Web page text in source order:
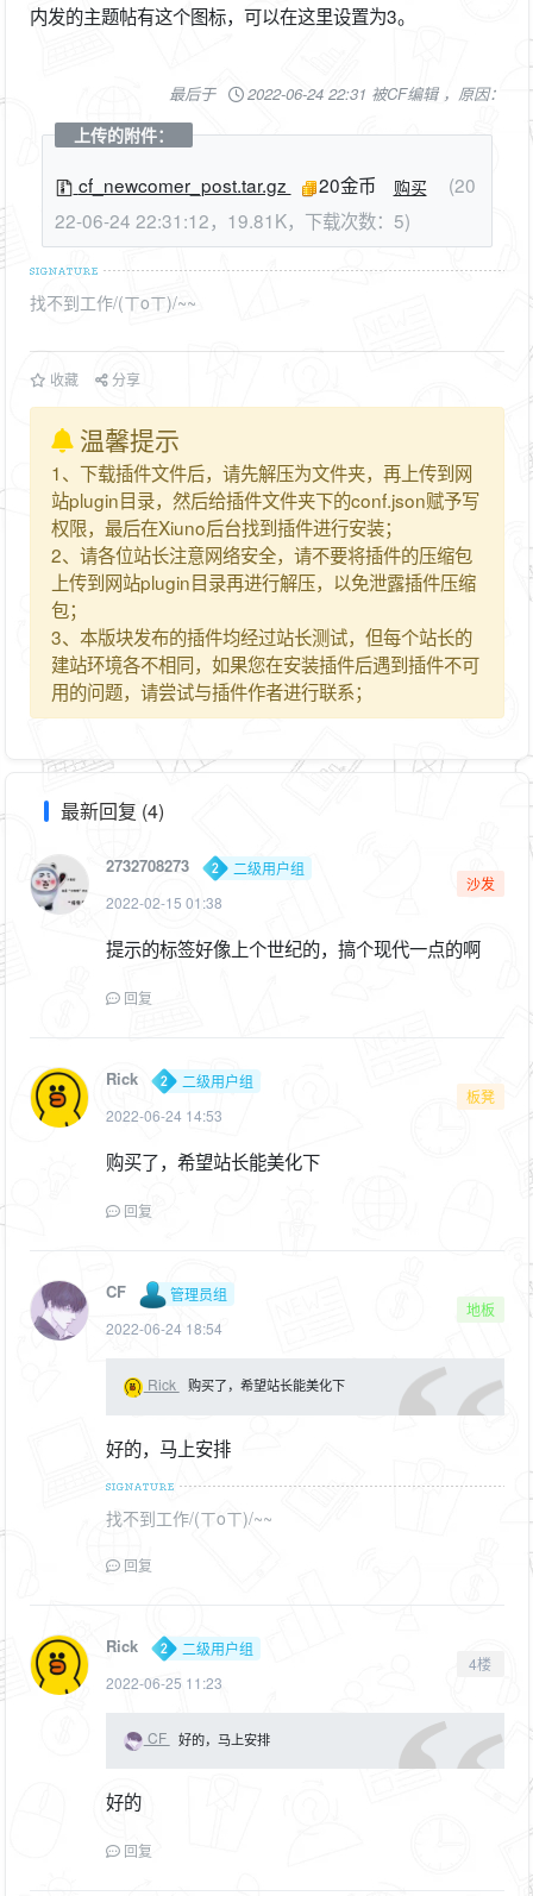
内发的主题帖有这个图标，可以在这里设置为3。
最后于 2022-06-24 22:31 被CF编辑 ，原因：
上传的附件：
cf_newcomer_post.tar.gz 20金币 购买
(20
22-06-24 22:31:12，19.81K，下载次数：5)
找不到工作/(ㄒoㄒ)/~~
收藏 分享
温馨提示
1、下载插件文件后，请先解压为文件夹，再上传到网
站plugin目录，然后给插件文件夹下的conf.json赋予写
权限，最后在Xiuno后台找到插件进行安装；
2、请各位站长注意网络安全，请不要将插件的压缩包
上传到网站plugin目录再进行解压，以免泄露插件压缩
包；
3、本版块发布的插件均经过站长测试，但每个站长的
建站环境各不相同，如果您在安装插件后遇到插件不可
用的问题，请尝试与插件作者进行联系；
最新回复 (4)
2732708273
二级用户组
2022-02-15 01:38
沙发
提示的标签好像上个世纪的，搞个现代一点的啊
回复
Rick
二级用户组
2022-06-24 14:53
板凳
购买了，希望站长能美化下
回复
CF
管理员组
2022-06-24 18:54
地板
Rick 购买了，希望站长能美化下
好的，马上安排
找不到工作/(ㄒoㄒ)/~~
回复
Rick
二级用户组
2022-06-25 11:23
4楼
CF 好的，马上安排
好的
回复